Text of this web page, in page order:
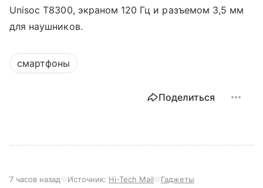
Unisoc T8300, экраном 120 Гц и разъемом 3,5 мм
для наушников.
смартфоны
Поделиться
7 часов назад Источник: Hi-Tech Mail Гаджеты